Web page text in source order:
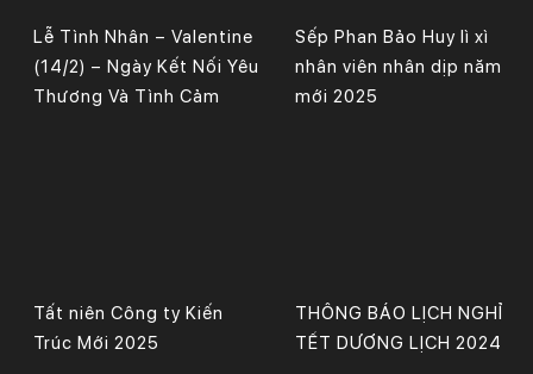
Lễ Tình Nhân – Valentine
(14/2) – Ngày Kết Nối Yêu
Thương Và Tình Cảm
Sếp Phan Bảo Huy lì xì
nhân viên nhân dịp năm
mới 2025
Tất niên Công ty Kiến
Trúc Mới 2025
THÔNG BÁO LỊCH NGHỈ
TẾT DƯƠNG LỊCH 2024